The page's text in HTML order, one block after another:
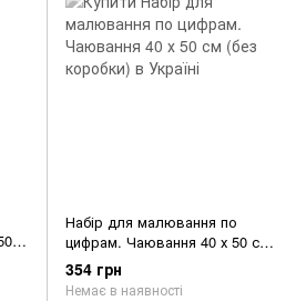
Набір для малювання по
цифрам. Чаювання 40 х 50 см
(без коробки)
354 грн
Немає в наявності